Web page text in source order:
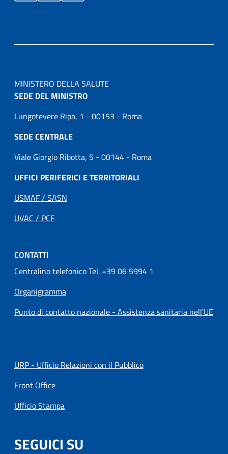
MINISTERO DELLA SALUTE
SEDE DEL MINISTRO
Lungotevere Ripa, 1 - 00153 - Roma
SEDE CENTRALE
Viale Giorgio Ribotta, 5 - 00144 - Roma
UFFICI PERIFERICI E TERRITORIALI
USMAF / SASN
UVAC / PCF
CONTATTI
Centralino telefonico Tel. +39 06 5994 1
Organigramma
Punto di contatto nazionale - Assistenza sanitaria nell'UE
URP - Ufficio Relazioni con il Pubblico
Front Office
Ufficio Stampa
SEGUICI SU